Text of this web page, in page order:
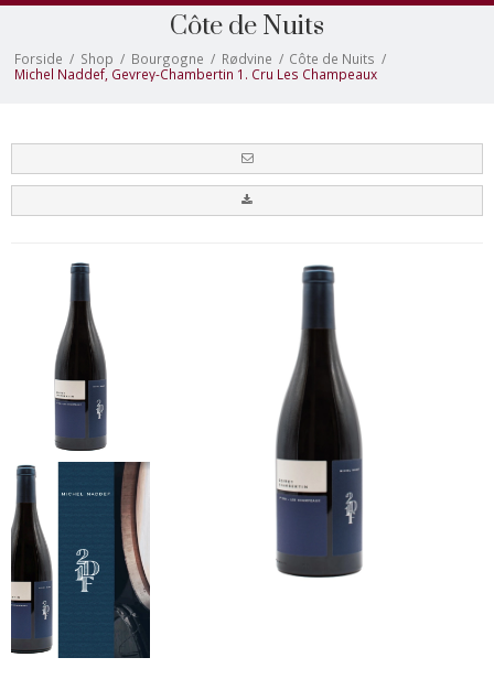
Côte de Nuits
Forside / Shop / Bourgogne / Rødvine / Côte de Nuits /
Michel Naddef, Gevrey-Chambertin 1. Cru Les Champeaux